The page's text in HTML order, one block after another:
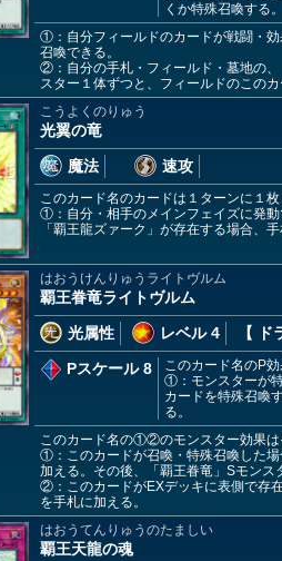
くか特殊召喚する。
①：自分フィールドのカードが戦闘・
召喚できる。
②：自分の手札・フィールド・墓地の
スター１体ずつと、フィールドのこの
こうよくのりゅう
光翼の竜
魔法
速攻
このカード名のカードは１ターンに１枚
①：自分・相手のメインフェイズに発
「覇王龍ズァーク」が存在する場合、
はおうけんりゅうライトヴルム
覇王眷竜ライトヴルム
光属性
レベル 4 【 ド
Pスケール 8
このカード名のP
①：モンスターが
カードを特殊召喚
る。
このカード名の①②のモンスター効果は
①：このカードが召喚・特殊召喚した
加える。その後、「覇王眷竜」Sモンス
②：このカードがEXデッキに表側で存
を手札に加える。
はおうてんりゅうのたましい
覇王天龍の魂